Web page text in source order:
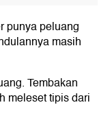
punya peluang
masih
Tembakan
meleset tipis dari